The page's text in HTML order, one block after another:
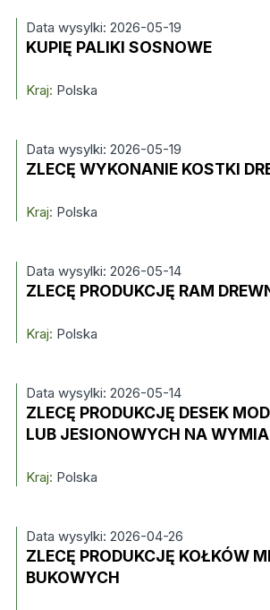
Data wysylki: 2026-05-19
KUPIĘ PALIKI SOSNOWE
Kraj: Polska
Data wysylki: 2026-05-19
ZLECĘ WYKONANIE KOSTKI
Kraj: Polska
Data wysylki: 2026-05-14
ZLECĘ PRODUKCJĘ RAM
Kraj: Polska
Data wysylki: 2026-05-14
ZLECĘ PRODUKCJĘ DESEK
LUB JESIONOWYCH NA
Kraj: Polska
Data wysylki: 2026-04-26
ZLECĘ PRODUKCJĘ KOŁKÓW
BUKOWYCH